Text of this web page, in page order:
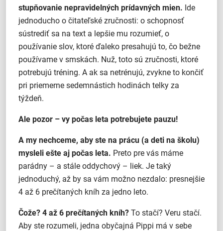
stupňovanie nepravidelných prídavných mien. Ide
jednoducho o čitateľské zručnosti: o schopnosť
sústrediť sa na text a lepšie mu rozumieť, o
používanie slov, ktoré ďaleko presahujú to, čo bežne
používame v smskách. Nuž, toto sú zručnosti, ktoré
potrebujú tréning. A ak sa netrénujú, zvykne to končiť
pri priemerne sedemnástich hodinách telky za
týždeň.
Ale pozor – vy počas leta potrebujete pauzu!
A my nechceme, aby ste na prácu (a deti na školu)
mysleli ešte aj počas leta. Preto pre vás máme
parádny – a stále oddychový – liek. Je taký
jednoduchý, až by sa vám možno nezdalo: presnejšie
4 až 6 prečítaných kníh za jedno leto.
Čože? 4 až 6 prečítaných kníh? To stačí? Veru stačí.
Aby ste rozumeli, jedna obyčajná Pippi má v sebe